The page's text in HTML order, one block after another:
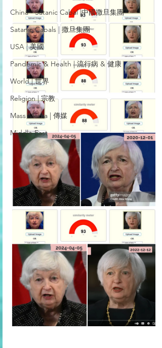
China - Satanic Cabal |中國撒旦集團
Satanic Cabals | 撒旦集團
USA | 美國
Pandemic & Health | 流行病 & 健康
World | 世界
Religion | 宗教
Mass Media | 傳媒
Middle East